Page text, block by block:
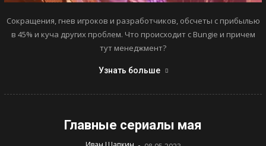
Сокращения, гнев игроков и разработчиков, обсчеты с прибылью
в 45% и куча других проблем. Что происходит с Bungie и причем
тут менеджмент?
Узнать больше
Главные сериалы мая